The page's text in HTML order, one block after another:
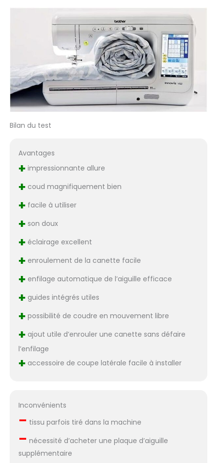
Bilan du test
Avantages
+ impressionnante allure
+ coud magnifiquement bien
+ facile à utiliser
+ son doux
+ éclairage excellent
+ enroulement de la canette facile
+ enfilage automatique de l’aiguille efficace
+ guides intégrés utiles
+ possibilité de coudre en mouvement libre
+ ajout utile d’enrouler une canette sans défaire
l’enfilage
+ accessoire de coupe latérale facile à installer
Inconvénients
– tissu parfois tiré dans la machine
– nécessité d’acheter une plaque d’aiguille
supplémentaire